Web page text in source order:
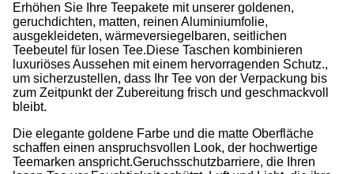
Erhöhen Sie Ihre Teepakete mit unserer goldenen,
geruchdichten, matten, reinen Aluminiumfolie,
ausgekleideten, wärmeversiegelbaren, seitlichen
Teebeutel für losen Tee.Diese Taschen kombinieren
luxuriöses Aussehen mit einem hervorragenden Schutz.,
um sicherzustellen, dass Ihr Tee von der Verpackung bis
zum Zeitpunkt der Zubereitung frisch und geschmackvoll
bleibt.
Die elegante goldene Farbe und die matte Oberfläche
schaffen einen anspruchsvollen Look, der hochwertige
Teemarken anspricht.Geruchsschutzbarriere, die Ihren